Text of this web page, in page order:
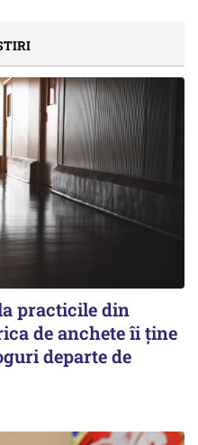
practicile din
de anchete îi ține
departe de